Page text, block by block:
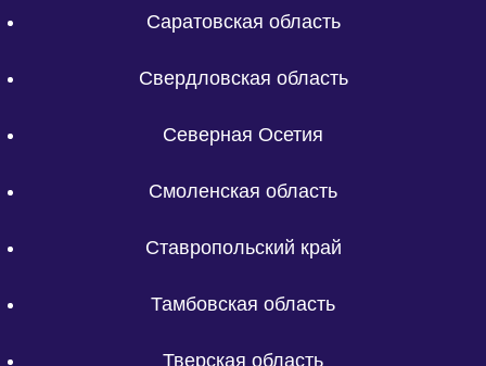
Саратовская область
Свердловская область
Северная Осетия
Смоленская область
Ставропольский край
Тамбовская область
Тверская область